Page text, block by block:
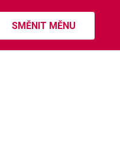
SMĚNIT MĚNU